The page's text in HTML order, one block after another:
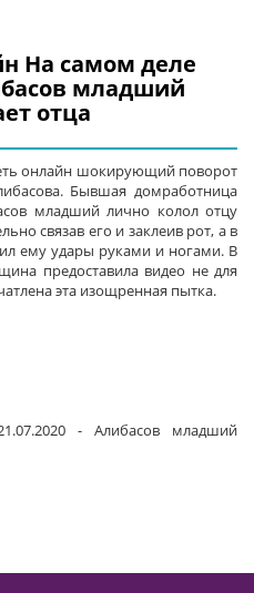
На самом деле
младший
отца
онлайн шокирующий поворот
Бывшая домработница
младший лично колол отцу
связав его и заклеив рот, а в
ему удары руками и ногами. В
предоставила видео не для
эта изощренная пытка.
- Алибасов младший